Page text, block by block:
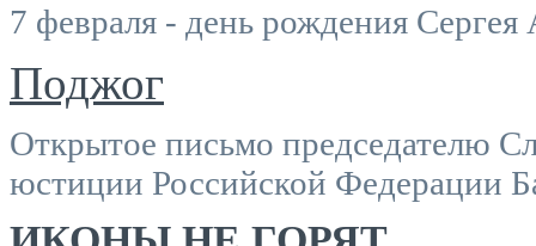
7 февраля - день рождения
Поджог
Открытое письмо председателю
юстиции Российской Федерации